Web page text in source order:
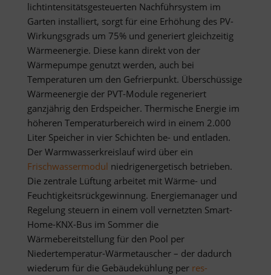
lichtintensitätsgesteuerten Nachführsystem im
Garten installiert, sorgt für eine Erhöhung des PV-
Wirkungsgrads um 75% und generiert gleichzeitig
Wärmeenergie. Diese kann direkt von der
Wärmepumpe genutzt werden, auch bei
Temperaturen um den Gefrierpunkt. Überschüssige
Wärmeenergie der PVT-Module regeneriert
ganzjährig den Erdspeicher. Thermische Energie im
höheren Temperaturbereich wird in einem 2.000
Liter Speicher in vier Schichten be- und entladen.
Der Warmwasserkreislauf wird über ein
Frischwassermodul niedrigenergetisch betrieben.
Die zentrale Lüftung arbeitet mit Wärme- und
Feuchtigkeitsrückgewinnung. Energiemanager und
Regelung steuern in einem voll vernetzten Smart-
Home-KNX-Bus im Sommer die
Wärmebereitstellung für den Pool per
Niedertemperatur-Wärmetauscher – der dadurch
wiederum für die Gebäudekühlung per res-